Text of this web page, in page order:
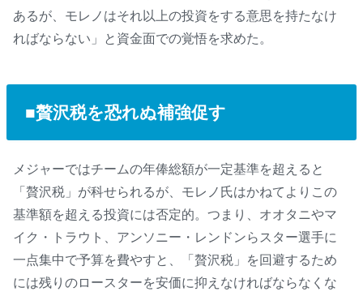
あるが、モレノはそれ以上の投資をする意思を持たなけ
ればならない」と資金面での覚悟を求めた。
■贅沢税を恐れぬ補強促す
メジャーではチームの年俸総額が一定基準を超えると
「贅沢税」が科せられるが、モレノ氏はかねてよりこの
基準額を超える投資には否定的。つまり、オオタニやマ
イク・トラウト、アンソニー・レンドンらスター選手に
一点集中で予算を費やすと、「贅沢税」を回避するため
には残りのロースターを安価に抑えなければならなくな